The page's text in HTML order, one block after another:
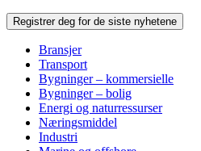
Registrer deg for de siste nyhetene
Bransjer
Transport
Bygninger – kommersielle
Bygninger – bolig
Energi og naturressurser
Næringsmiddel
Industri